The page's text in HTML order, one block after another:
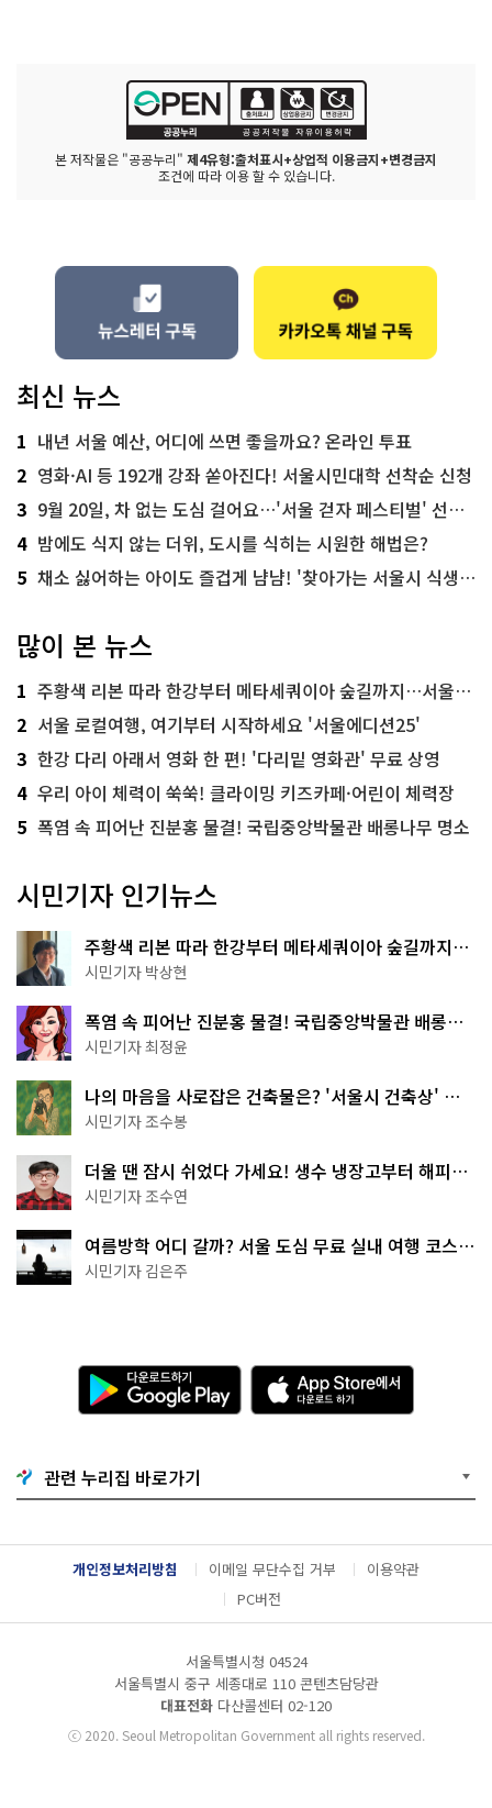
본 저작물은 "공공누리" 제4유형:출처표시+상업적 이용금지+변경금지
조건에 따라 이용 할 수 있습니다.
최신 뉴스
1 내년 서울 예산, 어디에 쓰면 좋을까요? 온라인 투표
2 영화·AI 등 192개 강좌 쏟아진다! 서울시민대학 선착순 신청
3 9월 20일, 차 없는 도심 걸어요…'서울 걷자 페스티벌' 선착순 5천명
4 밤에도 식지 않는 더위, 도시를 식히는 시원한 해법은?
5 채소 싫어하는 아이도 즐겁게 냠냠! '찾아가는 서울시 식생활 교육' 현장
많이 본 뉴스
1 주황색 리본 따라 한강부터 메타세쿼이아 숲길까지…서울둘레길 15코스
2 서울 로컬여행, 여기부터 시작하세요 '서울에디션25'
3 한강 다리 아래서 영화 한 편! '다리밑 영화관' 무료 상영
4 우리 아이 체력이 쑥쑥! 클라이밍 키즈카페·어린이 체력장
5 폭염 속 피어난 진분홍 물결! 국립중앙박물관 배롱나무 명소
시민기자 인기뉴스
주황색 리본 따라 한강부터 메타세쿼이아 숲길까지…
서울둘레길 15코스
시민기자 박상현
폭염 속 피어난 진분홍 물결! 국립중앙박물관 배롱나
무 명소
시민기자 최정윤
나의 마음을 사로잡은 건축물은? '서울시 건축상' 수
상작 공개!
시민기자 조수봉
더울 땐 잠시 쉬었다 가세요! 생수 냉장고부터 해피소
·무더위쉼터까지
시민기자 조수연
여름방학 어디 갈까? 서울 도심 무료 실내 여행 코스
추천
시민기자 김은주
다
운
로
기
G
o
g
l
e
l
A
p
p
e
서
다
운
드
관련 누리집 바로가기
개인정보처리방침 이메일 무단수집 거부
이용약관
PC버전
서울특별시청 04524
서울특별시 중구 세종대로 110 콘텐츠담당관
대표전화 다산콜센터 02-120
ⓒ2020. Seoul Metropolitan Government all rights reserved.